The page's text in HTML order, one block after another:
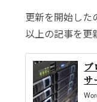
更新を開始した
以上の記事を更
ブ
サ